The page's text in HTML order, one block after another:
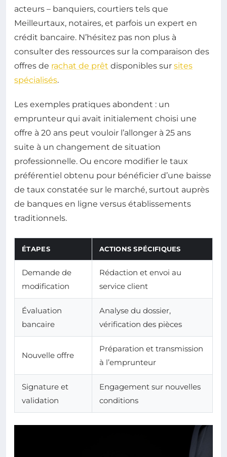
acteurs – banquiers, courtiers tels que
Meilleurtaux, notaires, et parfois un expert en
crédit bancaire. N’hésitez pas non plus à
consulter des ressources sur la comparaison des
offres de rachat de prêt disponibles sur sites
spécialisés.
Les exemples pratiques abondent : un
emprunteur qui avait initialement choisi une
offre à 20 ans peut vouloir l’allonger à 25 ans
suite à un changement de situation
professionnelle. Ou encore modifier le taux
préférentiel obtenu pour bénéficier d’une baisse
de taux constatée sur le marché, surtout auprès
de banques en ligne versus établissements
traditionnels.
ÉTAPES ACTIONS SPÉCIFIQUES
Demande de
modification
Rédaction et envoi au
service client
Évaluation
bancaire
Analyse du dossier,
vérification des pièces
Nouvelle offre
Préparation et transmission
à l’emprunteur
Signature et
validation
Engagement sur nouvelles
conditions